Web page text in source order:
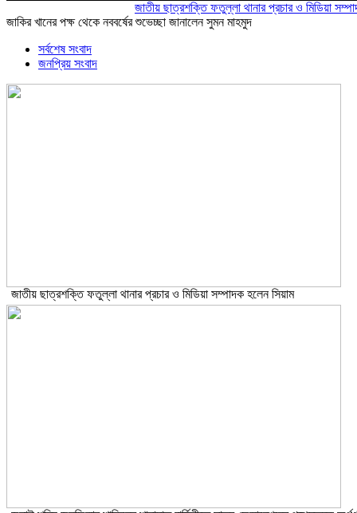
জাতীয় ছাত্রশক্তি ফতুল্লা থানার প্রচার ও মিডিয়া সম্পাদক
জাকির খানের পক্ষ থেকে নববর্ষের শুভেচ্ছা জানালেন সুমন মাহমুদ
সর্বশেষ সংবাদ
জনপ্রিয় সংবাদ
জাতীয় ছাত্রশক্তি ফতুল্লা থানার প্রচার ও মিডিয়া সম্পাদক হলেন সিয়াম